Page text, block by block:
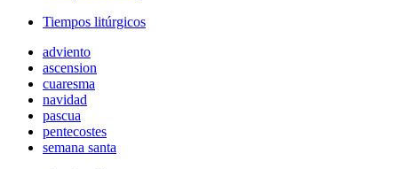
Tiempos litúrgicos
adviento
ascension
cuaresma
navidad
pascua
pentecostes
semana santa